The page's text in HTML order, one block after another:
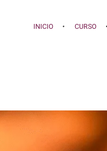
INICIO CURSO